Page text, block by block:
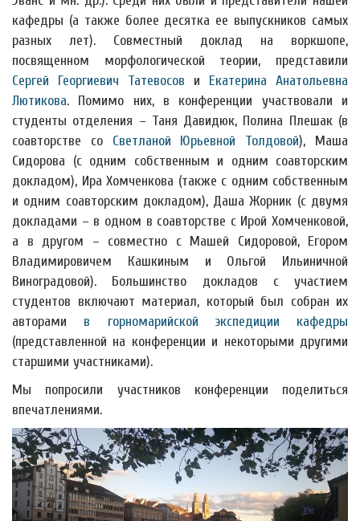
кафедры (а также более десятка ее выпускников самых
разных лет). Совместный доклад на воркшопе,
посвященном морфологической теории, представили
Сергей Георгиевич Татевосов и Екатерина Анатольевна
Лютикова. Помимо них, в конференции участвовали и
студенты отделения – Таня Давидюк, Полина Плешак (в
соавторстве со Светланой Юрьевной Толдовой), Маша
Сидорова (с одним собственным и одним соавторским
докладом), Ира Хомченкова (также с одним собственным
и одним соавторским докладом), Даша Жорник (с двумя
докладами – в одном в соавторстве с Ирой Хомченковой,
а в другом – совместно с Машей Сидоровой, Егором
Владимировичем Кашкиным и Ольгой Ильиничной
Виноградовой). Большинство докладов с участием
студентов включают материал, который был собран их
авторами в горномарийской экспедиции кафедры
(представленной на конференции и некоторыми другими
старшими участниками).
Мы попросили участников конференции поделиться
впечатлениями.